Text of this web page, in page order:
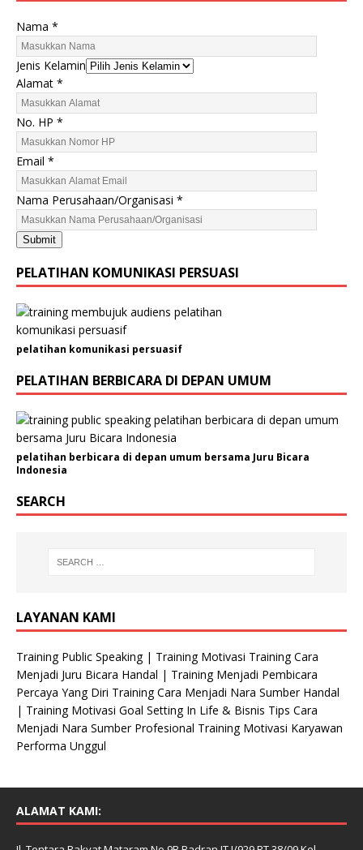
Nama *
Jenis Kelamin
Alamat *
No. HP *
Email *
K
e
l
a
m
i
n
P
r
u
s
a
h
a
/
O
i
s
s
i
J
e
n
i
Nama Perusahaan/Organisasi *
Submit
PELATIHAN KOMUNIKASI PERSUASI
pelatihan komunikasi persuasif
PELATIHAN BERBICARA DI DEPAN UMUM
pelatihan berbicara di depan umum bersama Juru Bicara
Indonesia
SEARCH
LAYANAN KAMI
Training Public Speaking | Training Motivasi Training Cara
Menjadi Juru Bicara Handal | Training Menjadi Pembicara
Percaya Yang Diri Training Cara Menjadi Nara Sumber Handal
| Training Motivasi Goal Setting In Life & Bisnis Tips Cara
Menjadi Nara Sumber Profesional Training Motivasi Karyawan
Performa Unggul
ALAMAT KAMI: